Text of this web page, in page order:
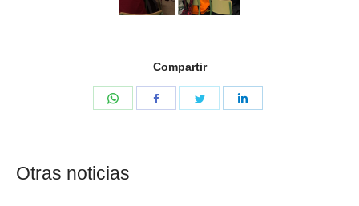
Compartir
Share
Share
Share
Otras noticias